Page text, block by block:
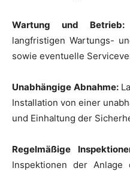
Wartung und Betrieb:
langfristigen Wartungs-
sowie eventuelle
Unabhängige Abnahme:
Installation von einer
und Einhaltung der
Regelmäßige
Inspektionen der Anlage